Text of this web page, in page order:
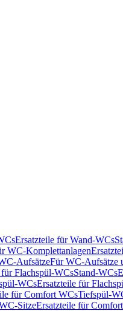
Ersatzteile für Wand-WCs
WC-Komplettanlagen
AufsätzeFür WC-Aufsätze
Flachspül-WCsStand-WCs
WCsErsatzteile für
für Comfort WCsTiefspül-
SitzeErsatzteile für